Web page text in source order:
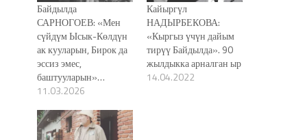
Байдылда
САРНОГОЕВ: «Мен
сүйдүм Ысык-Көлдүн
ак кууларын, Бирок да
эссиз эмес,
баштууларын»…
11.03.2026
Кайыргүл
НАДЫРБЕКОВА:
«Кыргыз үчүн дайым
тирүү Байдылда». 90
жылдыкка арналган ыр
14.04.2022